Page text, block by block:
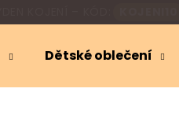
Dětské oblečení
najít?